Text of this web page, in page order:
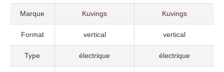
Marque Kuvings Kuvings
Format vertical vertical
Type électrique électrique